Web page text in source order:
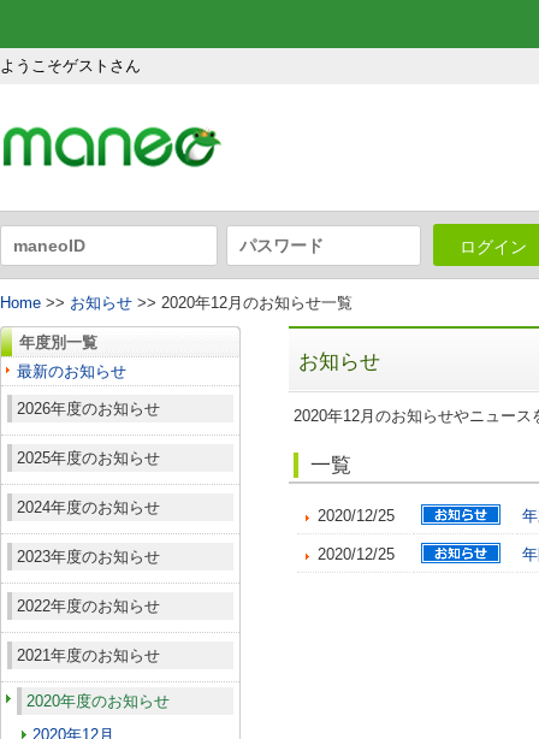
ようこそゲストさん
ログイン
Home >> お知らせ >> 2020年12月のお知らせ一覧
年度別一覧
最新のお知らせ
2026年度のお知らせ
2025年度のお知らせ
2024年度のお知らせ
2023年度のお知らせ
2022年度のお知らせ
2021年度のお知らせ
2020年度のお知らせ
2020年12月
お知らせ
2020年12月のお知らせやニュース
一覧
2020/12/25
2020/12/25